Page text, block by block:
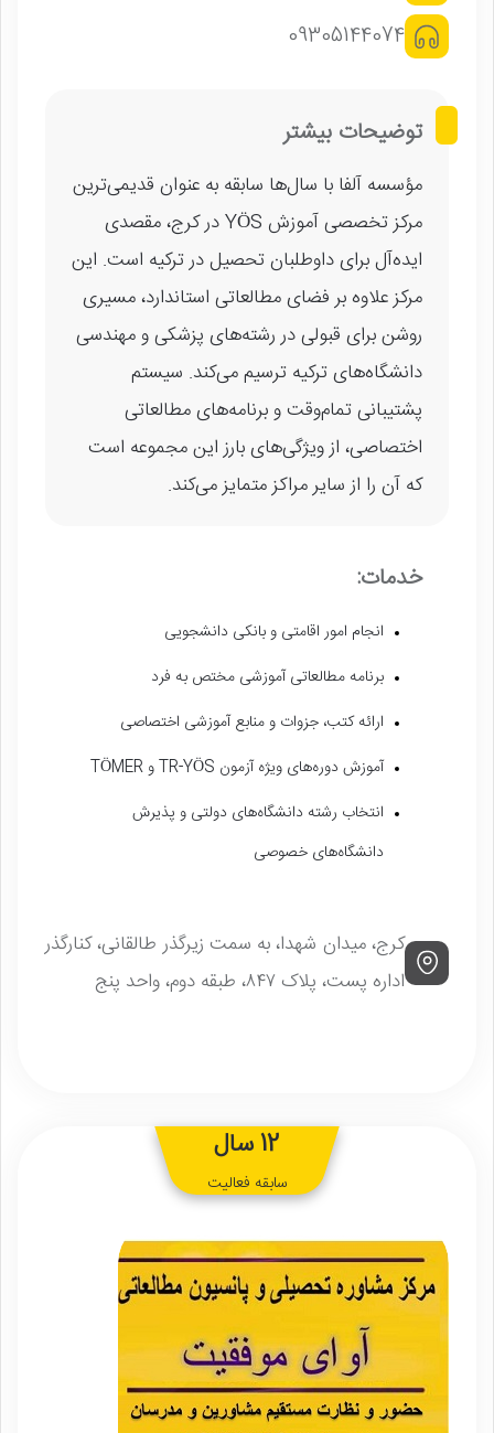
09305144074
توضیحات بیشتر
مؤسسه آلفا با سال‌ها سابقه به عنوان قدیمی‌ترین
مرکز تخصصی آموزش YÖS در کرج، مقصدی
ایده‌آل برای داوطلبان تحصیل در ترکیه است. این
مرکز علاوه بر فضای مطالعاتی استاندارد، مسیری
روشن برای قبولی در رشته‌های پزشکی و مهندسی
دانشگاه‌های ترکیه ترسیم می‌کند. سیستم
پشتیبانی تمام‌وقت و برنامه‌های مطالعاتی
اختصاصی، از ویژگی‌های بارز این مجموعه است
که آن را از سایر مراکز متمایز می‌کند.
خدمات:
انجام امور اقامتی و بانکی دانشجویی
برنامه مطالعاتی آموزشی مختص به فرد
ارائه کتب، جزوات و منابع آموزشی اختصاصی
آموزش دوره‌های ویژه آزمون TR-YÖS و TÖMER
انتخاب رشته دانشگاه‌های دولتی و پذیرش
دانشگاه‌های خصوصی
کرج، میدان شهدا، به سمت زیرگذر طالقانی، کنارگذر
اداره پست، پلاک ۸۴۷، طبقه دوم، واحد پنج
12 سال
سابقه فعالیت